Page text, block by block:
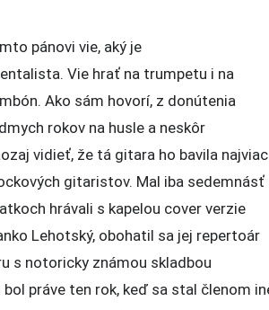
pánovi vie, aký je
Vie hrať na trumpetu i na
Ako sám hovorí, z donútenia
rokov na husle a neskôr
vidieť, že tá gitara ho bavila
gitaristov. Mal iba sedemnásť
hrávali s kapelou cover verzie
Lehotský, obohatil sa jej repertoár
s notoricky známou skladbou
práve ten rok, keď sa stal členom